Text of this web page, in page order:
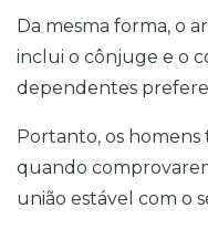
Da mesma forma, o
inclui o cônjuge e o
dependentes
Portanto, os
quando
união estável com o